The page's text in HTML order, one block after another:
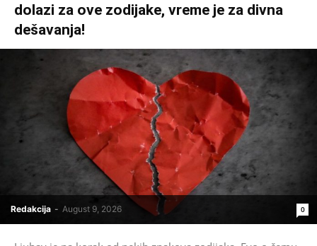
dolazi za ove zodijake, vreme je za divna
dešavanja!
Redakcija - August 9, 2026 0